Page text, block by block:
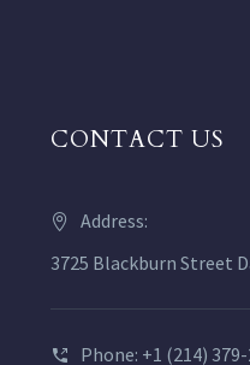
CONTACT US
Address:
3725 Blackburn Street
Phone: +1 (214)